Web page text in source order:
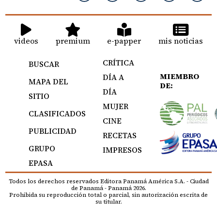
videos premium e-papper mis noticias
BUSCAR
MAPA DEL
SITIO
CLASIFICADOS
PUBLICIDAD
GRUPO
EPASA
CRÍTICA
DÍA A
DÍA
MUJER
CINE
RECETAS
IMPRESOS
MIEMBRO
DE:
Todos los derechos reservados Editora Panamá América S.A. - Ciudad
de Panamá - Panamá 2026.
Prohibida su reproducción total o parcial, sin autorización escrita de
su titular.